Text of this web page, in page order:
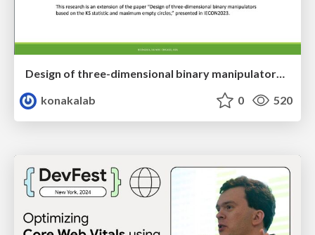
Design of three-dimensional binary manipulators for pick-and-place task avoiding obstacles (IECON2024)
konakalab
0 520